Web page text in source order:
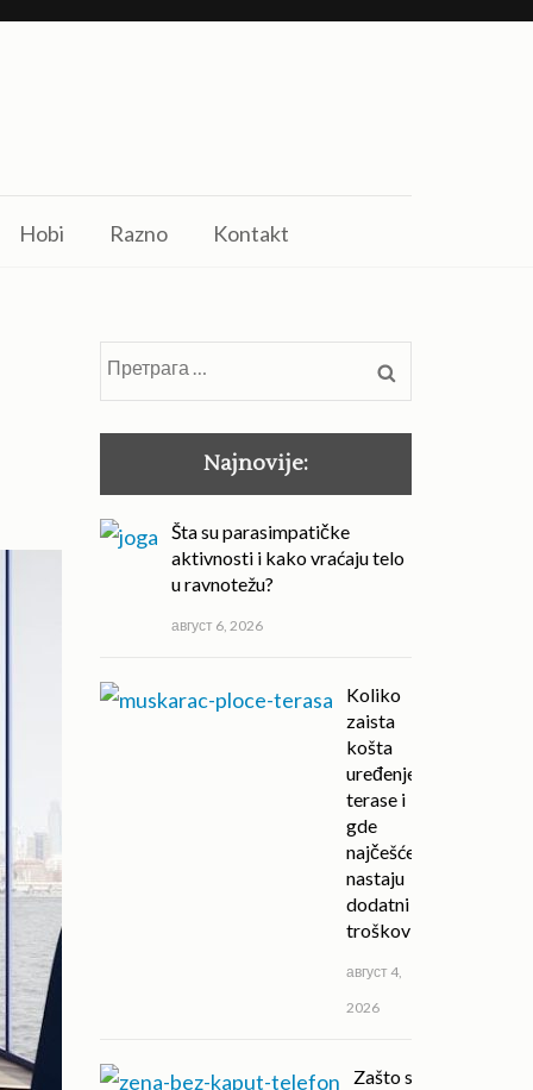
Hobi Razno Kontakt
Претрага
за:
Najnovije:
Šta su parasimpatičke
aktivnosti i kako vraćaju telo
u ravnotežu?
август 6, 2026
Koliko
zaista
košta
uređenje
terase i
gde
najčešće
nastaju
dodatni
troškovi?
август 4,
2026
Zašto su igre